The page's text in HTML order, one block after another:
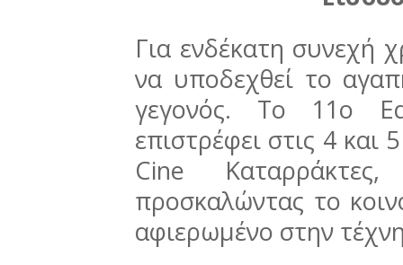
Για ενδέκατη συνεχή
να υποδεχθεί το
γεγονός. Το 11ο
επιστρέφει στις 4 και
Cine
προσκαλώντας το
αφιερωμένο στην